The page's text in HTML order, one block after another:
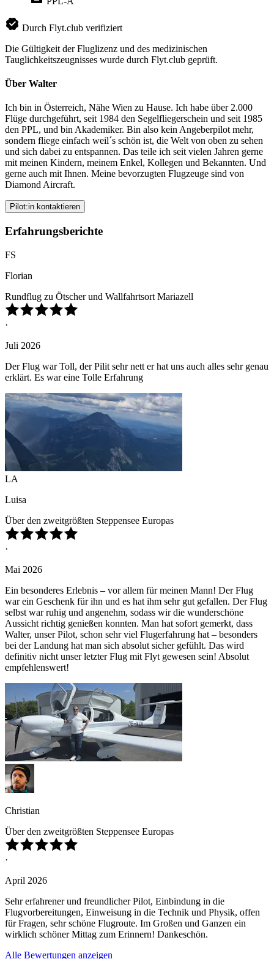
Durch Flyt.club verifiziert
Die Gültigkeit der Fluglizenz und des medizinischen
Tauglichkeitszeugnisses wurde durch Flyt.club geprüft.
Über Walter
Ich bin in Österreich, Nähe Wien zu Hause. Ich habe über 2.000
Flüge durchgeführt, seit 1984 den Segelfliegerschein und seit 1985
den PPL, und bin Akademiker. Bin also kein Angeberpilot mehr,
sondern fliege einfach weil´s schön ist, die Welt von oben zu sehen
und sich dabei zu entspannen. Das teile ich seit vielen Jahren gerne
mit meinen Kindern, meinem Enkel, Kollegen und Bekannten. Und
gerne auch mit Ihnen. Meine bevorzugten Flugzeuge sind von
Diamond Aircraft.
Pilot:in kontaktieren
Erfahrungsberichte
FS
Florian
Rundflug zu Ötscher und Wallfahrtsort Mariazell
·
Juli 2026
Der Flug war Toll, der Pilit sehr nett er hat uns auch alles sehr genau
erklärt. Es war eine Tolle Erfahrung
LA
Luisa
Über den zweitgrößten Steppensee Europas
·
Mai 2026
Ein besonderes Erlebnis – vor allem für meinen Mann! Der Flug
war ein Geschenk für ihn und es hat ihm sehr gut gefallen. Der Flug
selbst war ruhig und angenehm, sodass wir die wunderschöne
Aussicht richtig genießen konnten. Man hat sofort gemerkt, dass
Walter, unser Pilot, schon sehr viel Flugerfahrung hat – besonders
bei der Landung hat man sich absolut sicher gefühlt. Das wird
definitiv nicht unser letzter Flug mit Flyt gewesen sein! Absolut
empfehlenswert!
Christian
Über den zweitgrößten Steppensee Europas
·
April 2026
Sehr erfahrener und freundlicher Pilot, Einbindung in die
Flugvorbereitungen, Einweisung in die Technik und Physik, offen
für Fragen, sehr schöne Flugroute. Im Großen und Ganzen ein
wirklich schöner Mittag zum Erinnern! Dankeschön.
Alle Bewertungen anzeigen